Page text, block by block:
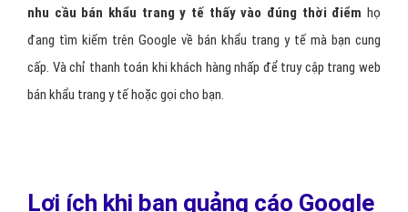
trang tìm kiếm. Bằng cách đó, bạn sẽ
quảng cáo web bán khẩu
trang y tế cho đúng đối tượng đang quan tâm và tìm kiếm
sản phẩm/dịch vụ của bạn